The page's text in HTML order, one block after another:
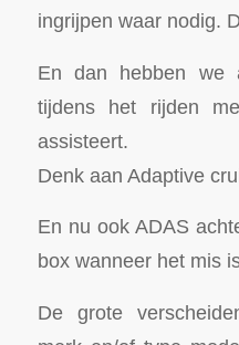
ingrijpen waar nodig.
En dan hebben we
tijdens het rijden
assisteert.
Denk aan Adaptive
En nu ook ADAS
box wanneer het mis
De grote